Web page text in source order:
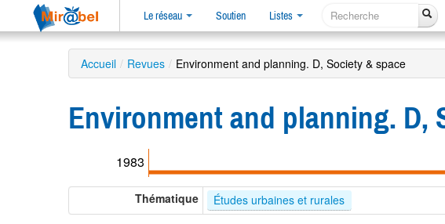
Le réseau Soutien Listes
Accueil / Revues / Environment and planning. D, Society & space
Environment and planning. D,
1983
Thématique Études urbaines et rurales